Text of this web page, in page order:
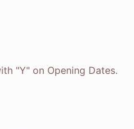
"Y" on Opening Dates.